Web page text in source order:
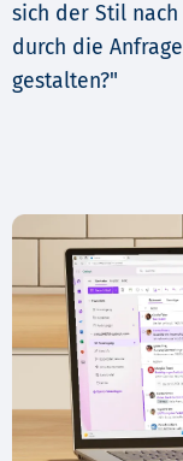
sich der Stil
durch die
gestalten?"